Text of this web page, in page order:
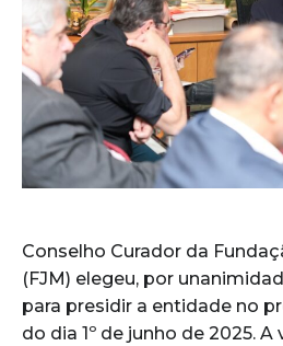
Conselho Curador da
(FJM) elegeu, por
para presidir a entidade no
do dia 1º de junho de 2025.